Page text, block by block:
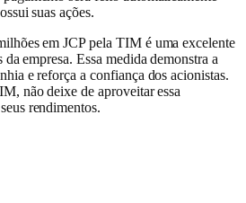
suas ações.
em JCP pela TIM é uma excelente
empresa. Essa medida demonstra a
e reforça a confiança dos acionistas.
não deixe de aproveitar essa
rendimentos.